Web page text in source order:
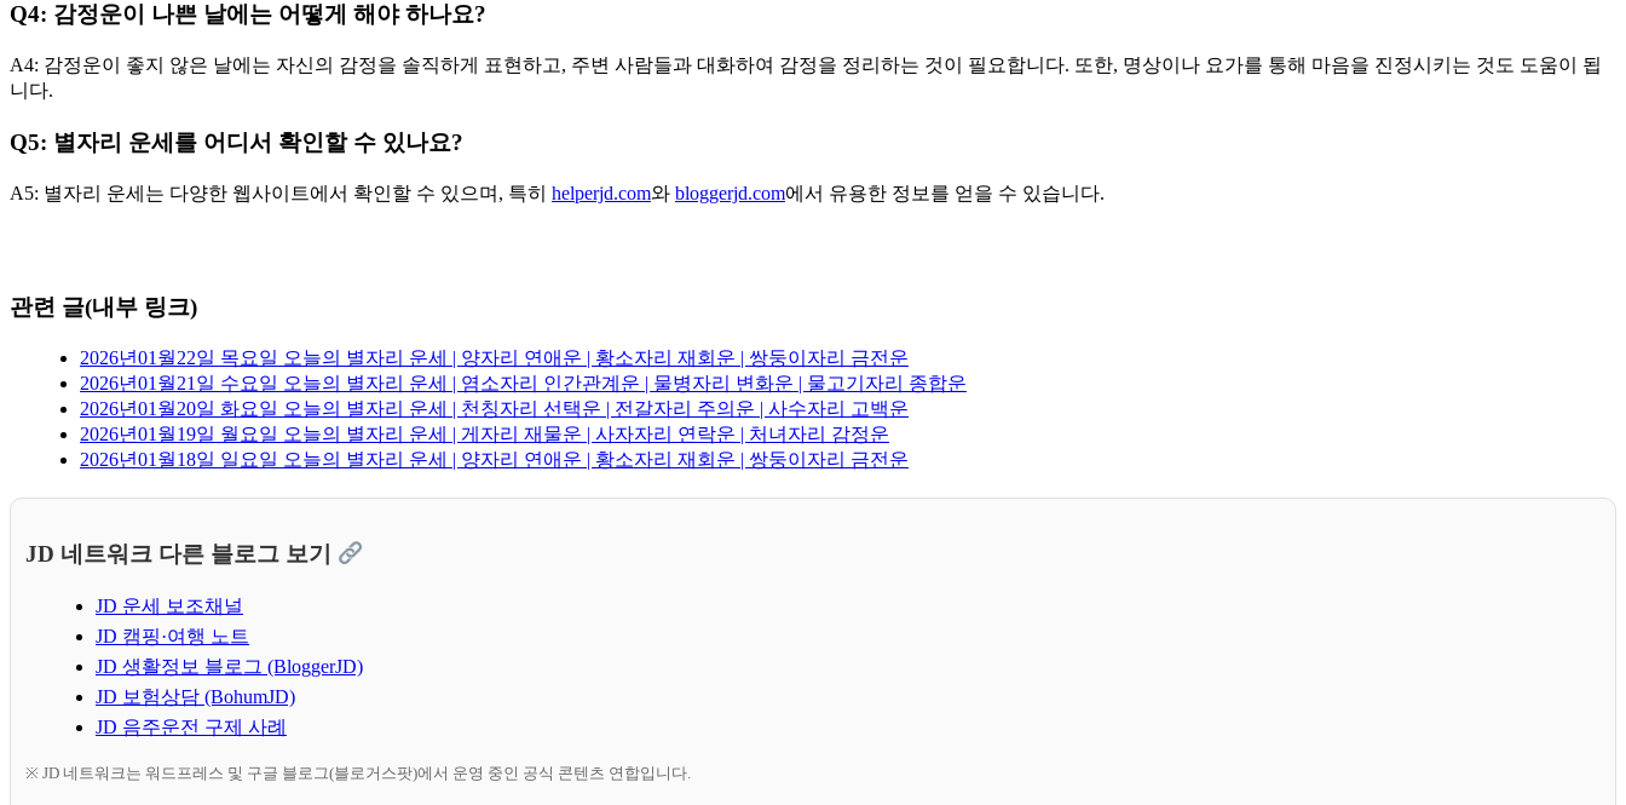
Q4: 감정운이 나쁜 날에는 어떻게 해야 하나요?
A4: 감정운이 좋지 않은 날에는 자신의 감정을 솔직하게 표현하고, 주변 사람들과 대화하여 감정을 정리하는 것이 필요합니다. 또한, 명상이나 요가를 통해 마음을 진정시키는 것도 도움이 됩
니다.
Q5: 별자리 운세를 어디서 확인할 수 있나요?
A5: 별자리 운세는 다양한 웹사이트에서 확인할 수 있으며, 특히 helperjd.com와 bloggerjd.com에서 유용한 정보를 얻을 수 있습니다.
관련 글(내부 링크)
2026년01월22일 목요일 오늘의 별자리 운세 | 양자리 연애운 | 황소자리 재회운 | 쌍둥이자리 금전운
2026년01월21일 수요일 오늘의 별자리 운세 | 염소자리 인간관계운 | 물병자리 변화운 | 물고기자리 종합운
2026년01월20일 화요일 오늘의 별자리 운세 | 천칭자리 선택운 | 전갈자리 주의운 | 사수자리 고백운
2026년01월19일 월요일 오늘의 별자리 운세 | 게자리 재물운 | 사자자리 연락운 | 처녀자리 감정운
2026년01월18일 일요일 오늘의 별자리 운세 | 양자리 연애운 | 황소자리 재회운 | 쌍둥이자리 금전운
JD 네트워크 다른 블로그 보기
JD 운세 보조채널
JD 캠핑·여행 노트
JD 생활정보 블로그 (BloggerJD)
JD 보험상담 (BohumJD)
JD 음주운전 구제 사례
※ JD 네트워크는 워드프레스 및 구글 블로그(블로거스팟)에서 운영 중인 공식 콘텐츠 연합입니다.